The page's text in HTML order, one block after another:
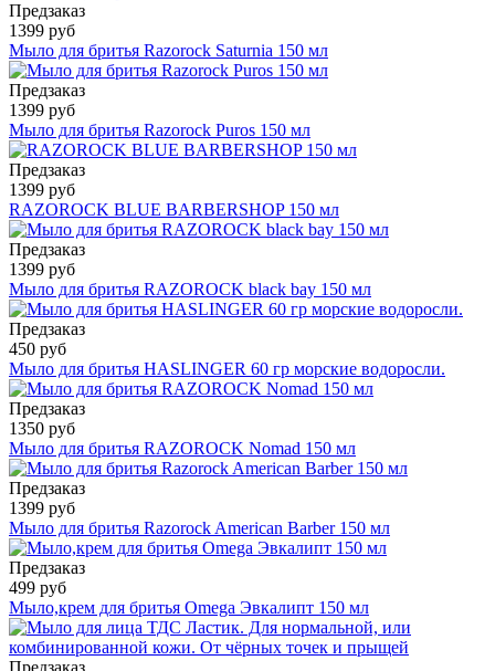
Предзаказ
1399 руб
Мыло для бритья Razorock Saturnia 150 мл
Предзаказ
1399 руб
Мыло для бритья Razorock Puros 150 мл
Предзаказ
1399 руб
RAZOROCK BLUE BARBERSHOP 150 мл
Предзаказ
1399 руб
Мыло для бритья RAZOROCK black bay 150 мл
Предзаказ
450 руб
Мыло для бритья HASLINGER 60 гр морские водоросли.
Предзаказ
1350 руб
Мыло для бритья RAZOROCK Nomad 150 мл
Предзаказ
1399 руб
Мыло для бритья Razorock American Barber 150 мл
Предзаказ
499 руб
Мыло,крем для бритья Omega Эвкалипт 150 мл